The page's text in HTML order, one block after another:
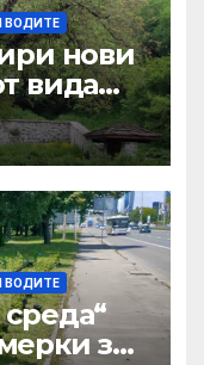
ВОДИТЕ
нови
вида
орех
ВОДИТЕ
за